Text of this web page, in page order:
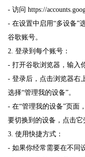
- 访问 https://
- 在设置中启用“多设备”
谷歌账号。
2. 登录到每个账号：
- 打开谷歌浏览器，输入
- 登录后，点击浏览器右
选择“管理我的设备”。
- 在“管理我的设备”页面
要切换到的设备，点击它
3. 使用快捷方式：
- 如果你经常需要在不同